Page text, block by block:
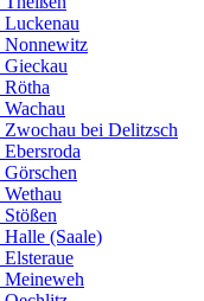
Luckenau
Nonnewitz
bei Delitzsch
(Saale)
Meineweh